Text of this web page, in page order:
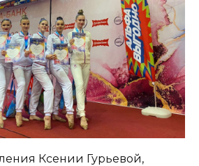
Ксении Гурьевой,